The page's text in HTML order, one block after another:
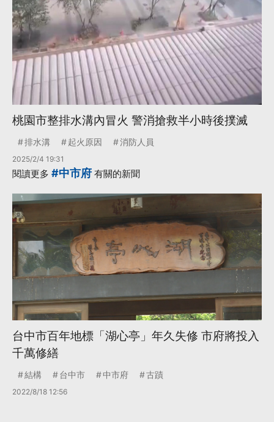
桃園市整排水溝內冒火 警消搶救半小時後撲滅
排水溝 起火原因 消防人員
2025/2/4 19:31
閱讀更多 #中市府 有關的新聞
台中市百年地標「湖心亭」年久失修 市府將投入
千萬修繕
結構 台中市 中市府 古蹟
2022/8/18 12:56